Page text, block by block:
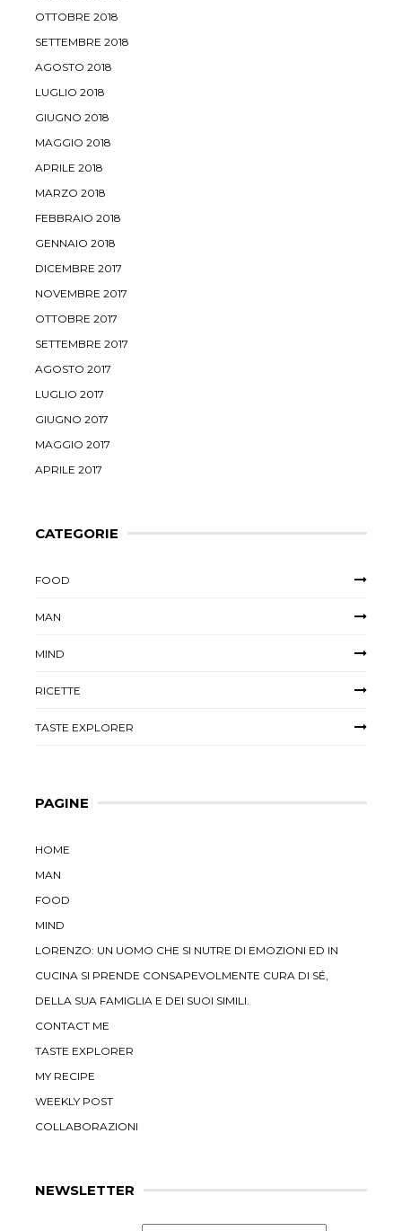
OTTOBRE 2018
SETTEMBRE 2018
AGOSTO 2018
LUGLIO 2018
GIUGNO 2018
MAGGIO 2018
APRILE 2018
MARZO 2018
FEBBRAIO 2018
GENNAIO 2018
DICEMBRE 2017
NOVEMBRE 2017
OTTOBRE 2017
SETTEMBRE 2017
AGOSTO 2017
LUGLIO 2017
GIUGNO 2017
MAGGIO 2017
APRILE 2017
CATEGORIE
FOOD
MAN
MIND
RICETTE
TASTE EXPLORER
PAGINE
HOME
MAN
FOOD
MIND
LORENZO: UN UOMO CHE SI NUTRE DI EMOZIONI ED IN
CUCINA SI PRENDE CONSAPEVOLMENTE CURA DI SÉ,
DELLA SUA FAMIGLIA E DEI SUOI SIMILI.
CONTACT ME
TASTE EXPLORER
MY RECIPE
WEEKLY POST
COLLABORAZIONI
NEWSLETTER